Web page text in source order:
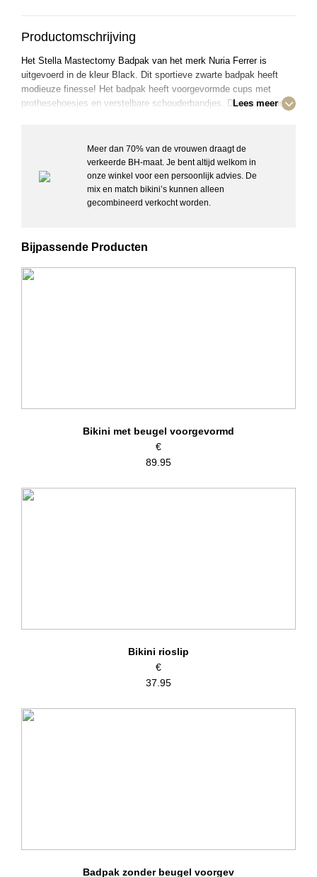
Productomschrijving
Het Stella Mastectomy Badpak van het merk Nuria Ferrer is
uitgevoerd in de kleur Black. Dit sportieve zwarte badpak heeft
modieuze finesse! Het badpak heeft voorgevormde cups met
prothesehoesjes en verstelbare schouderbandjes. De rug is rond
– Voorgevormd
– Prothesehoesjes aan beide kanten
– Wasvoorschriften: Handwas, niet geschikt voor de droger
Lees meer
Meer dan 70% van de vrouwen draagt de
verkeerde BH-maat. Je bent altijd welkom in
onze winkel voor een persoonlijk advies. De
mix en match bikini’s kunnen alleen
gecombineerd verkocht worden.
Bijpassende Producten
Bikini met beugel voorgevormd
€
89.95
Bikini rioslip
€
37.95
Badpak zonder beugel voorgev